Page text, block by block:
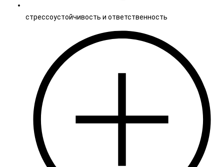
стрессоустойчивость и ответственность